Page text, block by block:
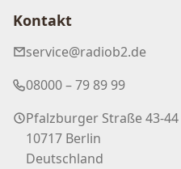
Kontakt
service@radiob2.de
08000 – 79 89 99
Pfalzburger Straße 43-44
10717 Berlin
Deutschland